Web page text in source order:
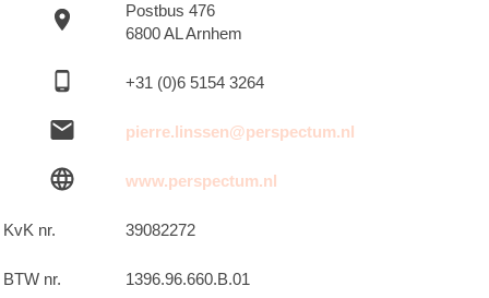
Postbus 476
6800 AL Arnhem
+31 (0)6 5154 3264
pierre.linssen@perspectum.nl
www.perspectum.nl
KvK nr. 39082272
BTW nr. 1396.96.660.B.01